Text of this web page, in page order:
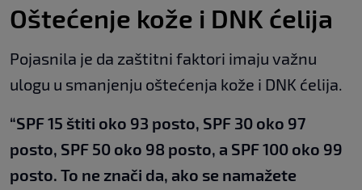
Oštećenje kože i DNK ćelija
Pojasnila je da zaštitni faktori imaju važnu
ulogu u smanjenju oštećenja kože i DNK ćelija.
“SPF 15 štiti oko 93 posto, SPF 30 oko 97
posto, SPF 50 oko 98 posto, a SPF 100 oko 99
posto. To ne znači da, ako se namažete